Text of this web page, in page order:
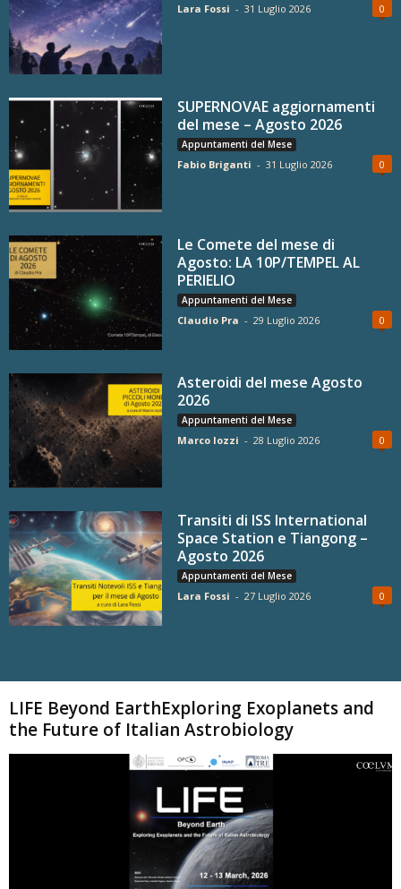
Lara Fossi - 31 Luglio 2026 0
SUPERNOVAE aggiornamenti
del mese – Agosto 2026
Appuntamenti del Mese
Fabio Briganti - 31 Luglio 2026 0
Le Comete del mese di
Agosto: LA 10P/TEMPEL AL
PERIELIO
Appuntamenti del Mese
Claudio Pra - 29 Luglio 2026 0
Asteroidi del mese Agosto
2026
Appuntamenti del Mese
Marco Iozzi - 28 Luglio 2026 0
Transiti di ISS International
Space Station e Tiangong –
Agosto 2026
Appuntamenti del Mese
Lara Fossi - 27 Luglio 2026 0
LIFE Beyond EarthExploring Exoplanets and
the Future of Italian Astrobiology